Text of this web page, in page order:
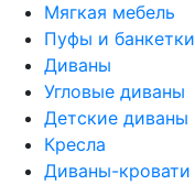
Мягкая мебель
Пуфы и банкетки
Диваны
Угловые диваны
Детские диваны
Кресла
Диваны-кровати